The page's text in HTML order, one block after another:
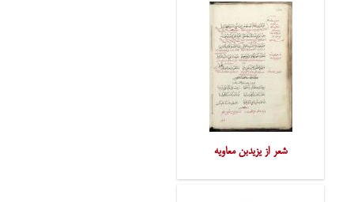
شعر از یزیدبن معاویه